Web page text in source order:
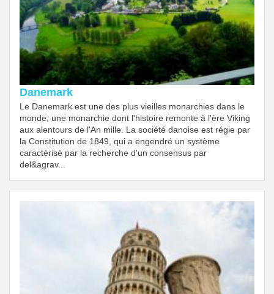
Danemark
Le Danemark est une des plus vieilles monarchies dans le
monde, une monarchie dont l'histoire remonte à l'ère Viking
aux alentours de l'An mille. La société danoise est régie par
la Constitution de 1849, qui a engendré un système
caractérisé par la recherche d'un consensus par
del&agrav...